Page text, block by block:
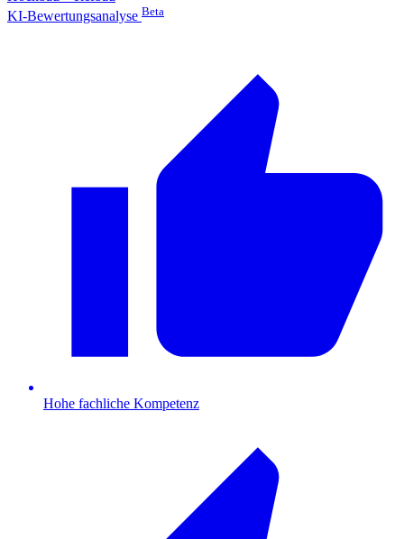
KI-Bewertungsanalyse Beta
Hohe fachliche Kompetenz